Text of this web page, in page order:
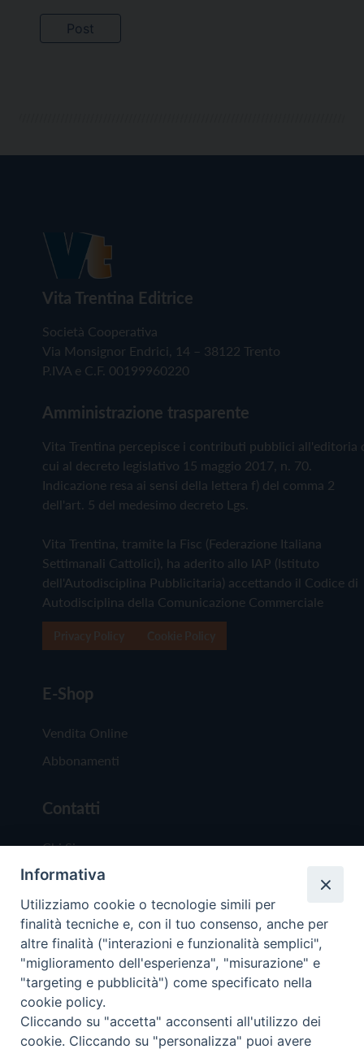
Vita Trentina Editrice
Società Cooperativa
Via Monsignor Endrici, 14 – 38122 Trento
P.IVA e C.F. 00199960220
Amministrazione trasparente
Vita Trentina percepisce i contributi pubblici all'editoria
cui al decreto legislativo 15 maggio 2017, n. 70.
Indicazione resa ai sensi della lettera f) del comma 2
dell'art. 5 del medesimo decreto Lgs.
Vita Trentina, tramite la Fisc (Federazione Italiana
Settimanali Cattolici), ha aderito allo IAP (Istituto
dell'Autodisciplina Pubblicitaria) accettando il Codice di
Autodisciplina della Comunicazione Commerciale
E-Shop
Vendita Online
Abbonamenti
Contatti
Chi Siamo
Redazione
Scrivici
Copyright © 2019 - Tutti i diritti riservati - Vita
Trentina Editrice
Informativa
Utilizziamo cookie o tecnologie simili per
finalità tecniche e, con il tuo consenso, anche per
altre finalità ("interazioni e funzionalità semplici",
"miglioramento dell'esperienza", "misurazione" e
"targeting e pubblicità") come specificato nella
cookie policy.
Cliccando su "accetta" acconsenti all'utilizzo dei
cookie. Cliccando su "personalizza" puoi avere